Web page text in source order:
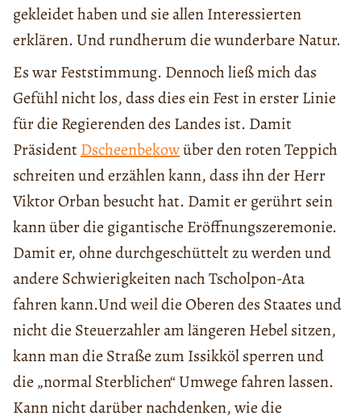
gekleidet haben und sie allen Interessierten
erklären. Und rundherum die wunderbare Natur.
Es war Feststimmung. Dennoch ließ mich das
Gefühl nicht los, dass dies ein Fest in erster Linie
für die Regierenden des Landes ist. Damit
PräsidentDscheenbekowüber den roten Teppich
schreiten und erzählen kann, dass ihn der Herr
Viktor Orban besucht hat. Damit er gerührt sein
kann über die gigantische Eröffnungszeremonie.
Damit er, ohne durchgeschüttelt zu werden und
andere Schwierigkeiten nach Tscholpon-Ata
fahren kann.Und weil die Oberen des Staates und
nicht die Steuerzahler am längeren Hebel sitzen,
kann man die Straße zum Issikköl sperren und
die „normal Sterblichen“ Umwege fahren lassen.
Kann nicht darüber nachdenken, wie die